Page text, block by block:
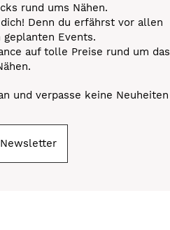
rund ums Nähen.
Denn du erfährst vor allen
geplanten Events.
auf tolle Preise rund um das
und verpasse keine Neuheiten